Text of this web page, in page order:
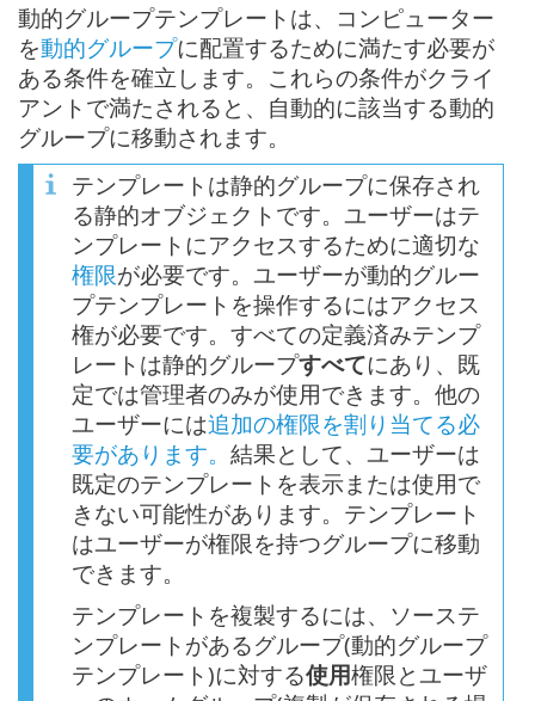
動的グループテンプレートは、コンピューター
を動的グループに配置するために満たす必要が
ある条件を確立します。これらの条件がクライ
アントで満たされると、自動的に該当する動的
グループに移動されます。
テンプレートは静的グループに保存され
る静的オブジェクトです。ユーザーはテ
ンプレートにアクセスするために適切な
権限が必要です。ユーザーが動的グルー
プテンプレートを操作するにはアクセス
権が必要です。すべての定義済みテンプ
レートは静的グループすべてにあり、既
定では管理者のみが使用できます。他の
ユーザーには追加の権限を割り当てる必
要があります。 結果として、ユーザーは
既定のテンプレートを表示または使用で
きない可能性があります。テンプレート
はユーザーが権限を持つグループに移動
できます。
テンプレートを複製するには、ソーステ
ンプレートがあるグループ(動的グループ
テンプレート)に対する使用権限とユーザ